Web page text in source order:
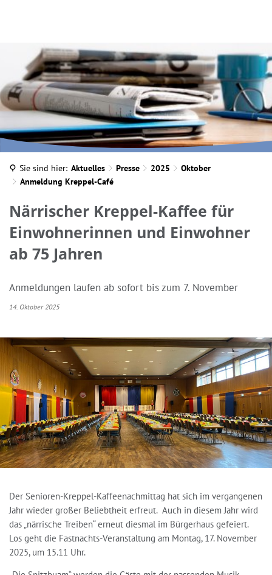
INA MARTELLA, © IM
Sie sind hier: Aktuelles Presse 2025
Oktober
Anmeldung Kreppel-Café
Närrischer Kreppel-Kaffee für
Einwohnerinnen und Einwohner
ab 75 Jahren
Anmeldungen laufen ab sofort bis zum 7. November
14. Oktober 2025
Der Senioren-Kreppel-Kaffeenachmittag hat sich im vergangenen
Jahr wieder großer Beliebtheit erfreut. Auch in diesem Jahr wird
das „närrische Treiben“ erneut diesmal im Bürgerhaus gefeiert.
Los geht die Fastnachts-Veranstaltung am Montag, 17. November
2025, um 15.11 Uhr.